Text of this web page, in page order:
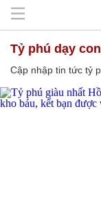
tỷ phú dạy con
Cập nhập tin tức tỷ